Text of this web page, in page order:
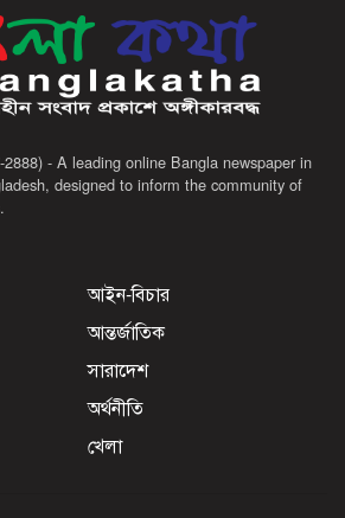
- A leading online Bangla newspaper in
designed to inform the community of
আইন-বিচার
আন্তর্জাতিক
সারাদেশ
অর্থনীতি
খেলা